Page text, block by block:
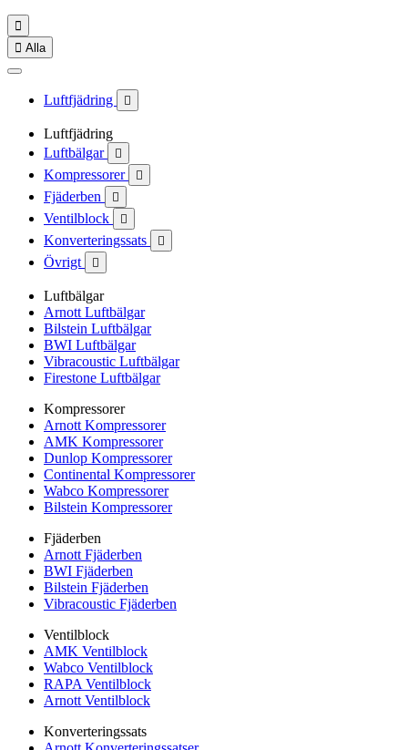

 Alla
Luftfjädring 
Luftfjädring
Luftbälgar

Kompressorer 
Fjäderben 
Ventilblock 
Konverteringssats 
Övrigt 
Luftbälgar
Arnott Luftbälgar
Bilstein Luftbälgar
BWI Luftbälgar
Vibracoustic Luftbälgar
Firestone Luftbälgar
Kompressorer
Arnott Kompressorer
AMK Kompressorer
Dunlop Kompressorer
Continental Kompressorer
Wabco Kompressorer
Bilstein Kompressorer
Fjäderben
Arnott Fjäderben
BWI Fjäderben
Bilstein Fjäderben
Vibracoustic Fjäderben
Ventilblock
AMK Ventilblock
Wabco Ventilblock
RAPA Ventilblock
Arnott Ventilblock
Konverteringssats